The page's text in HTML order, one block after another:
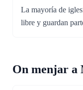
La mayoría de
libre y guardan
On menjar a